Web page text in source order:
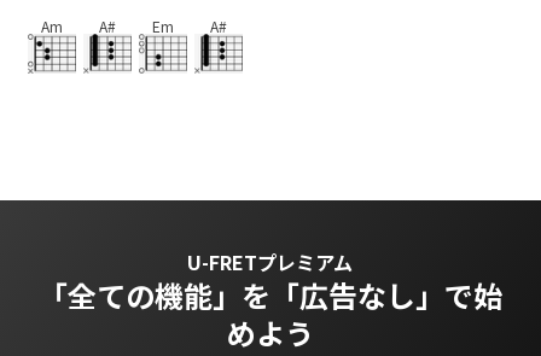
Am A# Em A#
U-FRETプレミアム
「全ての機能」を 「広告なし」で始
めよう